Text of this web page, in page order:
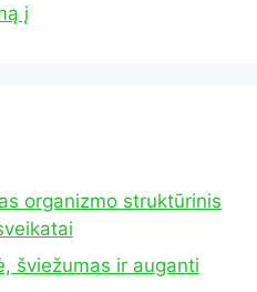
į
organizmo struktūrinis
šviežumas ir auganti